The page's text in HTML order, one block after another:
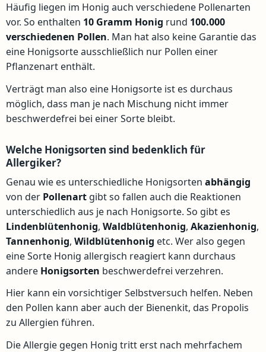
Häufig liegen im Honig auch verschiedene Pollenarten
vor. So enthalten 10 Gramm Honig rund 100.000
verschiedenen Pollen. Man hat also keine Garantie das
eine Honigsorte ausschließlich nur Pollen einer
Pflanzenart enthält.
Verträgt man also eine Honigsorte ist es durchaus
möglich, dass man je nach Mischung nicht immer
beschwerdefrei bei einer Sorte bleibt.
Welche Honigsorten sind bedenklich für
Allergiker?
Genau wie es unterschiedliche Honigsorten abhängig
von der Pollenart gibt so fallen auch die Reaktionen
unterschiedlich aus je nach Honigsorte. So gibt es
Lindenblütenhonig, Waldblütenhonig, Akazienhonig,
Tannenhonig, Wildblütenhonig etc. Wer also gegen
eine Sorte Honig allergisch reagiert kann durchaus
andere Honigsorten beschwerdefrei verzehren.
Hier kann ein vorsichtiger Selbstversuch helfen. Neben
den Pollen kann aber auch der Bienenkit, das Propolis
zu Allergien führen.
Die Allergie gegen Honig tritt erst nach mehrfachem